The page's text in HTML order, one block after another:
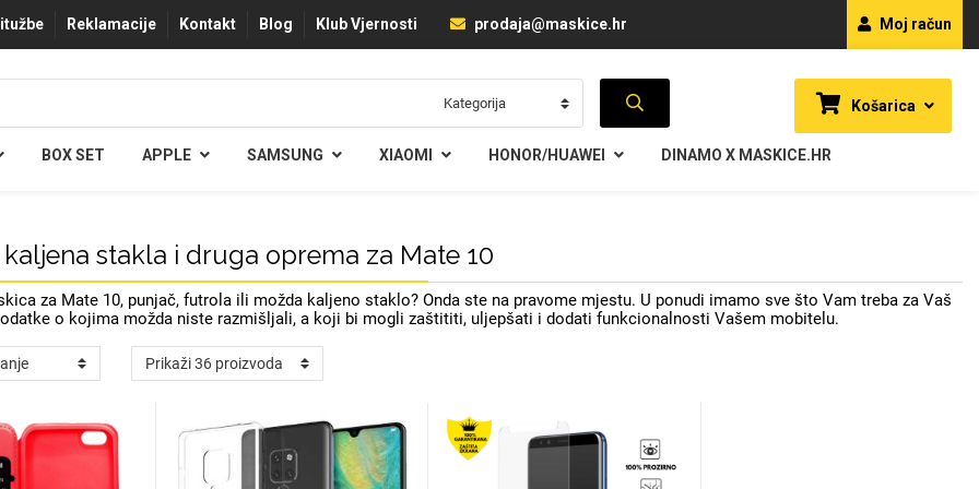
Reklamacije Kontakt Blog Klub Vjernosti prodaja@maskice.hr Moj račun
Košarica
BOX SET APPLE SAMSUNG XIAOMI HONOR/HUAWEI DINAMO X MASKICE.HR
kaljena stakla i druga oprema za Mate 10
za Mate 10, punjač, futrola ili možda kaljeno staklo? Onda ste na pravome mjestu. U ponudi imamo sve što Vam treba za Vaš
o kojima možda niste razmišljali, a koji bi mogli zaštititi, uljepšati i dodati funkcionalnosti Vašem mobitelu.